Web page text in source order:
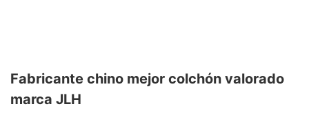
Fabricante chino mejor colchón valorado
marca JLH